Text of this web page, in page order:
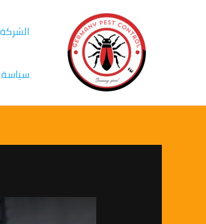
navigation